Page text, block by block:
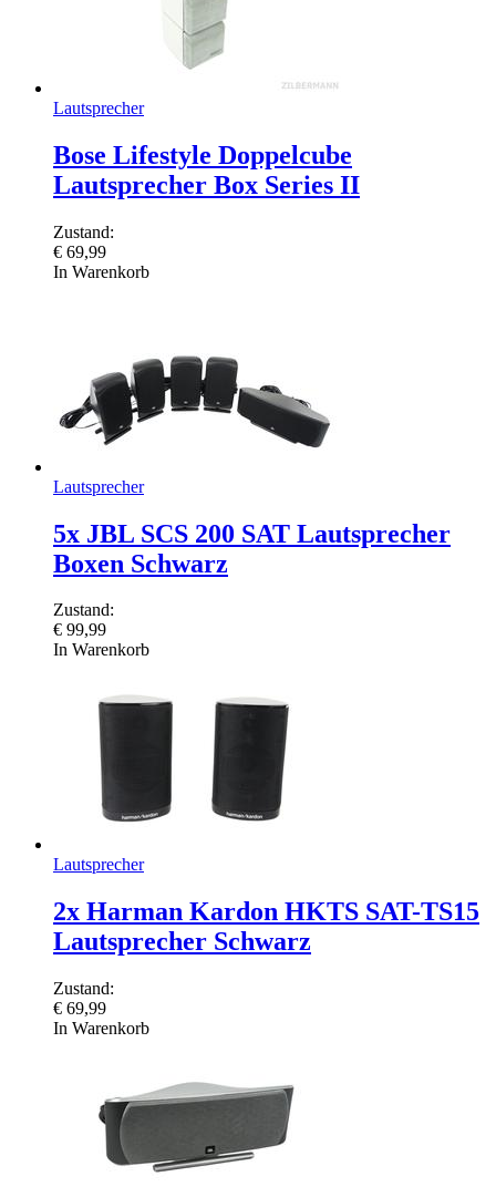
Lautsprecher
Bose Lifestyle Doppelcube
Lautsprecher Box Series II
Zustand:
€ 69,99
In Warenkorb
Lautsprecher
5x JBL SCS 200 SAT Lautsprecher
Boxen Schwarz
Zustand:
€ 99,99
In Warenkorb
Lautsprecher
2x Harman Kardon HKTS SAT-TS15
Lautsprecher Schwarz
Zustand:
€ 69,99
In Warenkorb